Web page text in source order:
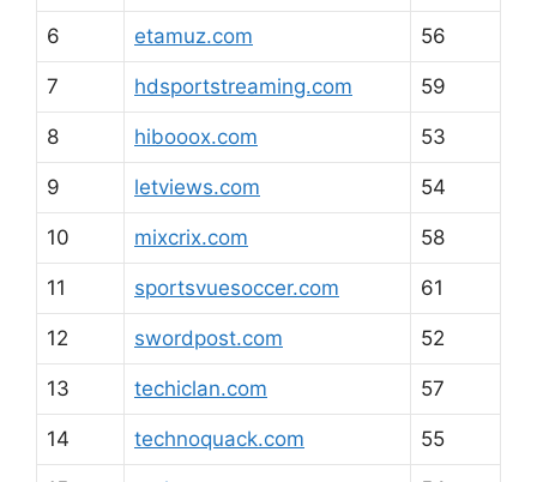
6 etamuz.com 56
7 hdsportstreaming.com 59
8 hibooox.com 53
9 letviews.com 54
10 mixcrix.com 58
11 sportsvuesoccer.com 61
12 swordpost.com 52
13 techiclan.com 57
14 technoquack.com 55